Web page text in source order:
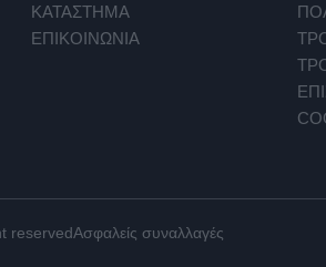
ΚΑΤΑΣΤΗΜΑ
ΕΠΙΚΟΙΝΩΝΙΑ
reservedΑσφαλείς συναλλαγές